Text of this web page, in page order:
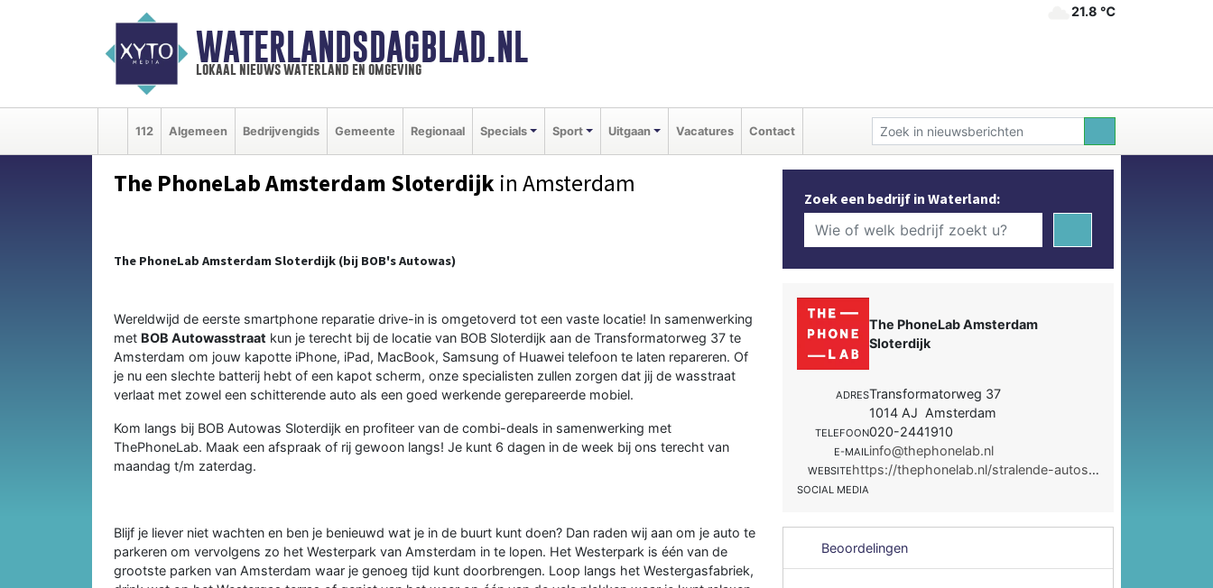
WATERLANDSDAGBLAD.NL
lokaal nieuws waterland en omgeving
21.8 ℃
112 Algemeen Bedrijvengids Gemeente Regionaal Specials Sport Uitgaan Vacatures Contact
The PhoneLab Amsterdam Sloterdijk in Amsterdam
The PhoneLab Amsterdam Sloterdijk (bij BOB's Autowas)
Wereldwijd de eerste smartphone reparatie drive-in is omgetoverd tot een vaste locatie! In samenwerking
met BOB Autowasstraat kun je terecht bij de locatie van BOB Sloterdijk aan de Transformatorweg 37 te
Amsterdam om jouw kapotte iPhone, iPad, MacBook, Samsung of Huawei telefoon te laten repareren. Of
je nu een slechte batterij hebt of een kapot scherm, onze specialisten zullen zorgen dat jij de wasstraat
verlaat met zowel een schitterende auto als een goed werkende gerepareerde mobiel.
Kom langs bij BOB Autowas Sloterdijk en profiteer van de combi-deals in samenwerking met
ThePhoneLab. Maak een afspraak of rij gewoon langs! Je kunt 6 dagen in de week bij ons terecht van
maandag t/m zaterdag.
Blijf je liever niet wachten en ben je benieuwd wat je in de buurt kunt doen? Dan raden wij aan om je auto te
parkeren om vervolgens zo het Westerpark van Amsterdam in te lopen. Het Westerpark is één van de
grootste parken van Amsterdam waar je genoeg tijd kunt doorbrengen. Loop langs het Westergasfabriek,
Zoek een bedrijf in Waterland:
The PhoneLab Amsterdam
Sloterdijk
ADRESTransformatorweg 37
1014 AJ Amsterdam
TELEFOON020-2441910
E-MAILinfo@thephonelab.nl
WEBSITE https://thephonelab.nl/stralende-autos-en-schermen/
SOCIAL MEDIA
Beoordelingen